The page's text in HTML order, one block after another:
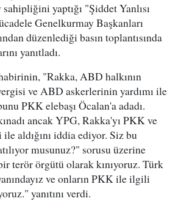
yaptığı "Şiddet Yanlısı
Genelkurmay Başkanları
düzenlediği basın toplantısında
yanıtladı.
"Rakka, ABD halkının
ve ABD askerlerinin yardımı ile
PKK elebaşı Öcalan'a adadı.
ancak YPG, Rakka'yı PKK ve
aldığını iddia ediyor. Siz bu
musunuz?" sorusu üzerine
terör örgütü olarak kınıyoruz. Türk
ve onların PKK ile ilgili
yanıtını verdi.